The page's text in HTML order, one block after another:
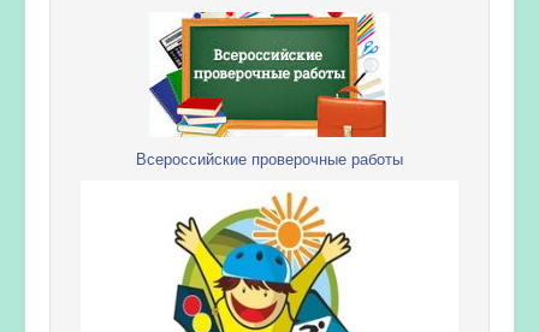
Всероссийские проверочные работы